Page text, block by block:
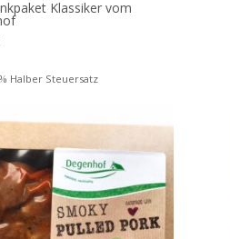
Klassiker vom
Halber Steuersatz